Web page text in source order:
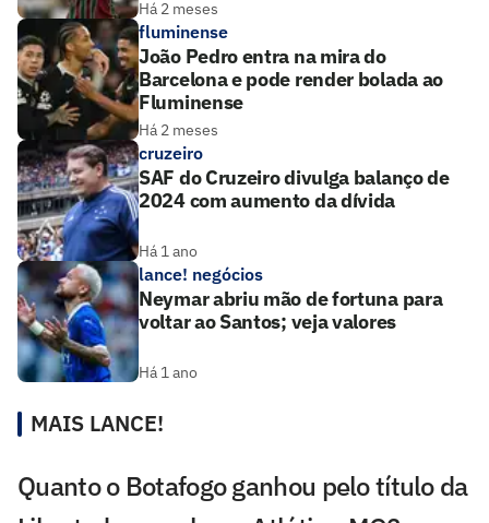
Há 2 meses
fluminense
João Pedro entra na mira do
Barcelona e pode render bolada ao
Fluminense
Há 2 meses
cruzeiro
SAF do Cruzeiro divulga balanço de
2024 com aumento da dívida
Há 1 ano
lance! negócios
Neymar abriu mão de fortuna para
voltar ao Santos; veja valores
Há 1 ano
MAIS LANCE!
Quanto o Botafogo ganhou pelo título da